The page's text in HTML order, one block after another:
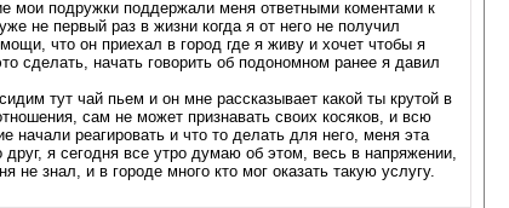
мои подружки поддержали меня ответными коментами к
не первый раз в жизни когда я от него не получил
что он приехал в город где я живу и хочет чтобы я
сделать, начать говорить об подономном ранее я давил
тут чай пьем и он мне рассказывает какой ты крутой в
сам не может признавать своих косяков, и всю
реагировать и что то делать для него, меня эта
друг, я сегодня все утро думаю об этом, весь в напряжении,
не знал, и в городе много кто мог оказать такую услугу.